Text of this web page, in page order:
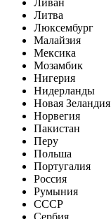
Ливан
Литва
Люксембург
Малайзия
Мексика
Мозамбик
Нигерия
Нидерланды
Новая Зеландия
Норвегия
Пакистан
Перу
Польша
Португалия
Россия
Румыния
СССР